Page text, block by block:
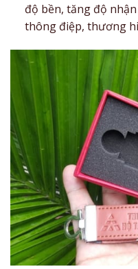
độ bền, tăng độ
thông điệp, thương